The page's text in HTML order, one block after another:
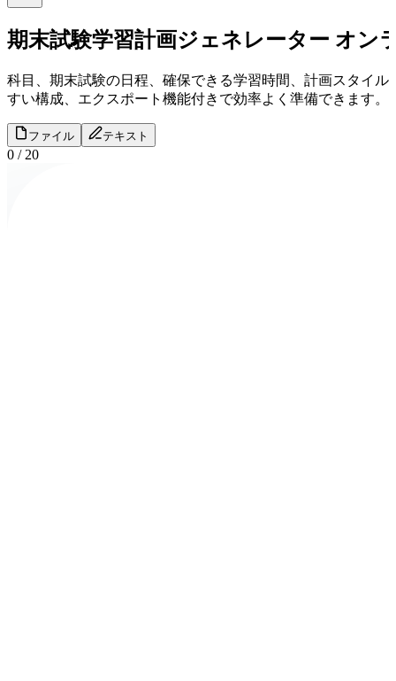
期末試験学習計画ジェネレーター オン
科目、期末試験の日程、確保できる学習時間、計画スタイ
すい構成、エクスポート機能付きで効率よく準備できます。
ファイル テキスト
0 / 20